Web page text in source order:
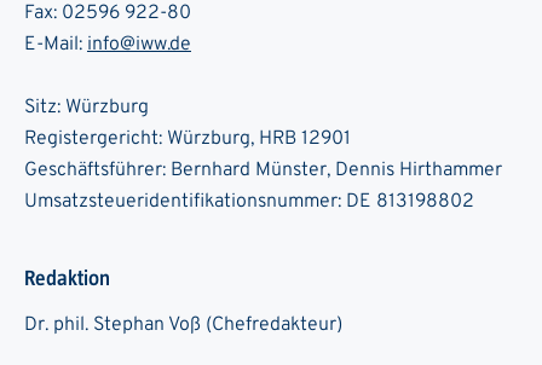
Fax: 02596 922-80
E-Mail: info@iww.de
Sitz: Würzburg
Registergericht: Würzburg, HRB 12901
Geschäftsführer: Bernhard Münster, Dennis Hirthammer
Umsatzsteueridentifikationsnummer: DE 813198802
Redaktion
Dr. phil. Stephan Voß (Chefredakteur)